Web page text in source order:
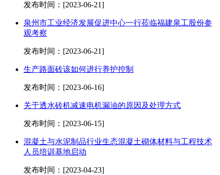
发布时间：[2023-06-21]
泉州市工业经济发展促进中心一行莅临福建泉工股份参
观考察
发布时间：[2023-06-21]
生产路面砖该如何进行养护控制
发布时间：[2023-06-16]
关于透水砖机减速电机漏油的原因及处理方式
发布时间：[2023-06-15]
混凝土与水泥制品行业生态混凝土砌体材料与工程技术
人员培训基地启动
发布时间：[2023-04-23]